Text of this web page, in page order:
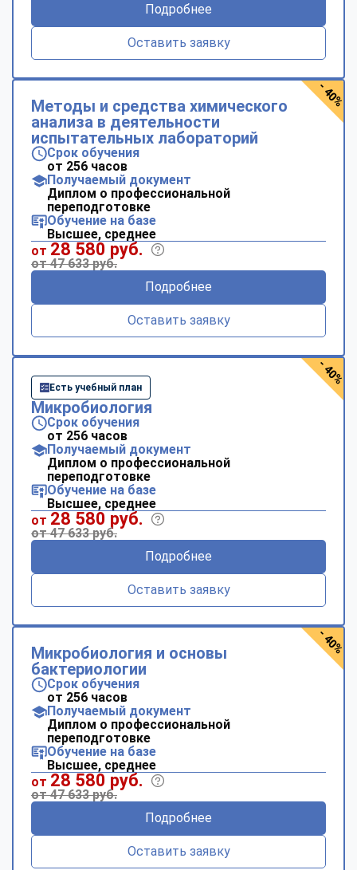
Подробнее
Оставить заявку
Методы и средства химического
анализа в деятельности
испытательных лабораторий
Срок обучения
от 256 часов
Получаемый документ
Диплом о профессиональной
переподготовке
Обучение на базе
Высшее, среднее
от 28 580 руб.
от 47 633 руб.
Подробнее
Оставить заявку
- 40%
Есть учебный план
Микробиология
Срок обучения
от 256 часов
Получаемый документ
Диплом о профессиональной
переподготовке
Обучение на базе
Высшее, среднее
от 28 580 руб.
от 47 633 руб.
Подробнее
Оставить заявку
- 40%
Микробиология и основы
бактериологии
Срок обучения
от 256 часов
Получаемый документ
Диплом о профессиональной
переподготовке
Обучение на базе
Высшее, среднее
от 28 580 руб.
от 47 633 руб.
Подробнее
Оставить заявку
- 40%